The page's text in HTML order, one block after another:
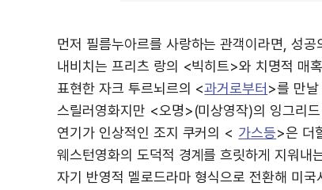
먼저 필름누아르를 사랑하는 관객이라면, 성
내비치는 프리츠 랑의 <빅히트>와 치명적 매
표현한 자크 투르뇌르의 <과거로부터 >를 만날
스릴러영화지만 <오명>(미상영작)의 잉그리
연기가 인상적인 조지 쿠커의 < 가스등>은 더
웨스턴영화의 도덕적 경계를 흐릿하게 지워내
자기 반영적 멜로드라마 형식으로 전환해 미